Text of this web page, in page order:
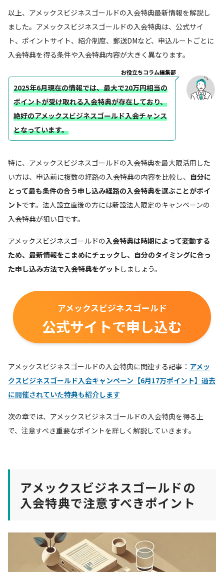
以上、アメックスビジネスゴールドの入会特典最新情報を解説し
ました。アメックスビジネスゴールドの入会特典は、公式サイ
ト、ポイントサイト、紹介制度、郵送DMなど、申込ルートごとに
入会特典を得る条件や入会特典内容が大きく異なります。
お役立ちコラム編集部
2025年6月現在の情報では、最大で20万円相当の
ポイントが受け取れる入会特典が存在しており、
絶好のアメックスビジネスゴールド入会チャンス
となっています。
特に、アメックスビジネスゴールドの入会特典を最大限活用した
い方は、申込前に複数の経路の入会特典の内容を比較し、 自分に
とって最も条件の合う申し込み経路の入会特典を選ぶことがポイ
ントです。法人設立直後の方には新設法人限定のキャンペーンの
入会特典が狙い目です。
アメックスビジネスゴールドの入会特典は時期によって変動する
ため、最新情報をこまめにチェックし、自分のタイミングに合っ
た申し込み方法で入会特典をゲット しましょう。
アメックスビジネスゴールド
公式サイトで申し込む
アメックスビジネスゴールドの入会特典に関連する記事： アメッ
クスビジネスゴールド入会キャンペーン【6月17万ポイント】過去
に開催されていた特典も紹介します
次の章では、アメックスビジネスゴールドの入会特典を得る上
で、注意すべき重要なポイントを詳しく解説していきます。
アメックスビジネスゴールドの
入会特典で注意すべきポイント